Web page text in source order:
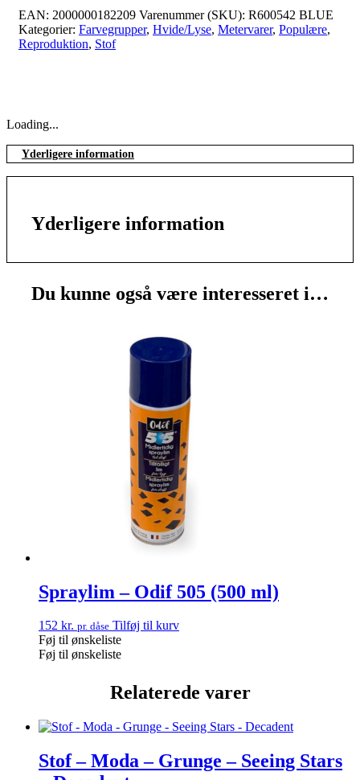
EAN: 2000000182209 Varenummer (SKU): R600542 BLUE
Kategorier: Farvegrupper, Hvide/Lyse, Metervarer, Populære,
Reproduktion, Stof
Loading...
Yderligere information
Yderligere information
Du kunne også være interesseret i…
Spraylim – Odif 505 (500 ml)
152 kr. pr. dåse Tilføj til kurv
Føj til ønskeliste
Føj til ønskeliste
Relaterede varer
Stof – Moda – Grunge – Seeing Stars